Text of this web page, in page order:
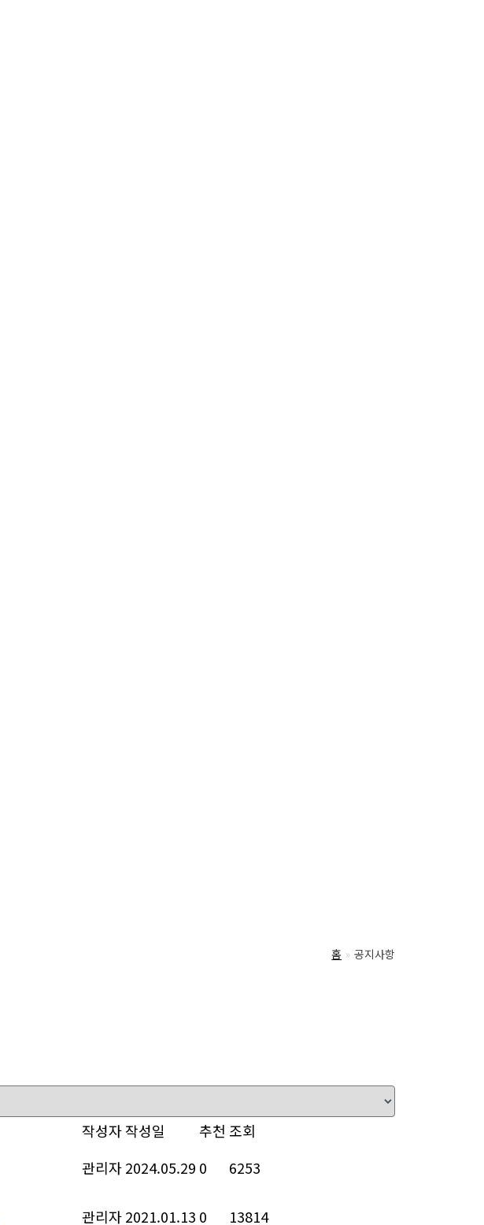
홈 공지사항
작성자작성일 추천 조회
관리자2024.05.29 0 6253
관리자2021.01.13 0 13814